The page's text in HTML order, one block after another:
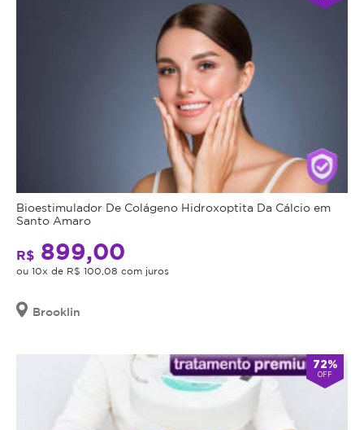
Bioestimulador De Colágeno Hidroxoptita Da Cálcio em
Santo Amaro
R$ 899,00
ou 10x de R$ 100,08 com juros
Brooklin
72%
OFF